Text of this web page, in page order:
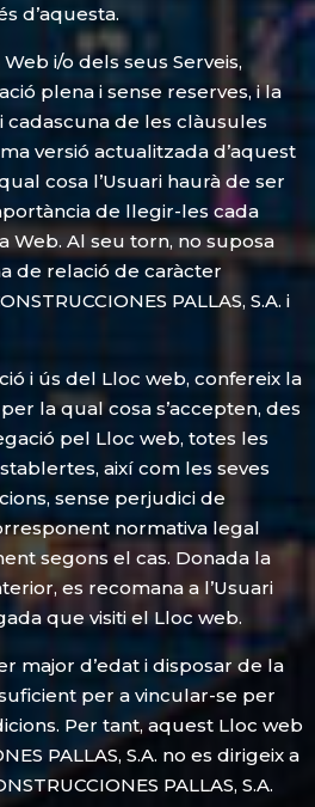
d’aquesta.
i/o dels seus Serveis,
plena i sense reserves, i la
cadascuna de les clàusules
versió actualitzada d’aquest
cosa l’Usuari haurà de ser
de llegir-les cada
Web. Al seu torn, no suposa
de relació de caràcter
PALLAS, S.A. i
i ús del Lloc web, confereix la
la qual cosa s’accepten, des
pel Lloc web, totes les
així com les seves
sense perjudici de
normativa legal
segons el cas. Donada la
es recomana a l’Usuari
que visiti el Lloc web.
major d’edat i disposar de la
per a vincular-se per
Per tant, aquest Lloc web
PALLAS, S.A. no es dirigeix a
PALLAS, S.A.